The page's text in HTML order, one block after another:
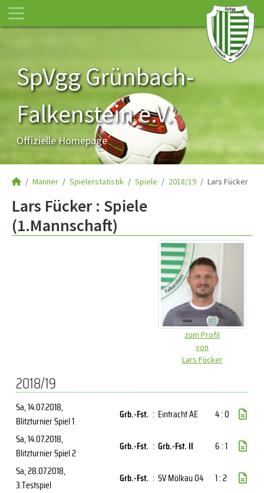
SpVgg Grünbach-
Falkenstein e.V.
Offizielle Homepage
Männer Spielerstatistik Spiele 2018/19 Lars Fücker
Lars Fücker : Spiele
(1.Mannschaft)
zum Profil
von
Lars Fücker
2018/19
Sa, 14.07.2018,
Blitzturnier Spiel 1
Grb.-Fst. : Eintracht AE
4 : 0
Sa, 14.07.2018,
Blitzturnier Spiel 2
Grb.-Fst. : Grb.-Fst. II
6 : 1
Sa, 28.07.2018,
3.Testspiel
Grb.-Fst. : SV Mölkau 04
1 : 2